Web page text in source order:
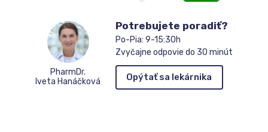
PharmDr.
Iveta Hanáčková
Potrebujete poradiť?
Po-Pia: 9-15:30h
Zvyčajne odpovie do 30 minút
Opýtať sa lekárnika